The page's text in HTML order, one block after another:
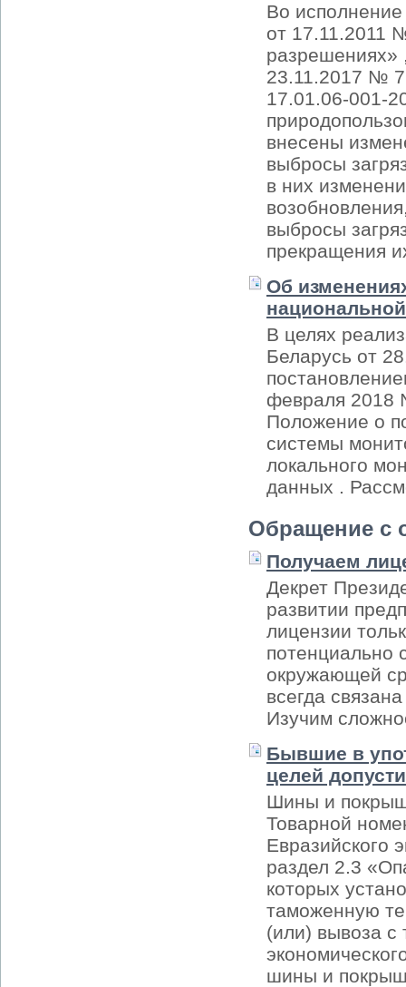
Во
от 17.11.2011
разрешениях»
23.11.2017 № 7
17.01.06-001-
внесены
выбросы
в них
выбросы
прекращения
Об
В целях
Беларусь от
февраля 2018
Положение о
системы
локального
данных .
Обращение с
Получаем
Декрет
развитии
лицензии
потенциально
окружающей
всегда
Изучим
Бывшие в
целей
Шины и
Товарной
Евразийского
раздел 2.3
которых
таможенную
(или) вывоза с
шины и